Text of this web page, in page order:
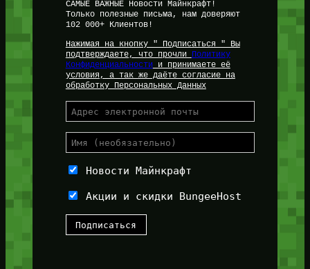
САМЫЕ ВАЖНЫЕ Новости Майнкрафт!
Только полезные письма, нам доверяют
102 000+ Клиентов!
Нажимая на кнопку " Подписаться " Вы
подтверждаете, что прочли
Политику
Конфиденциальностии принимаете её
условия, а так же даёте согласие на
обработку Персональных Данных
Новости Майнкрафт
Акции и скидки BungeeHost